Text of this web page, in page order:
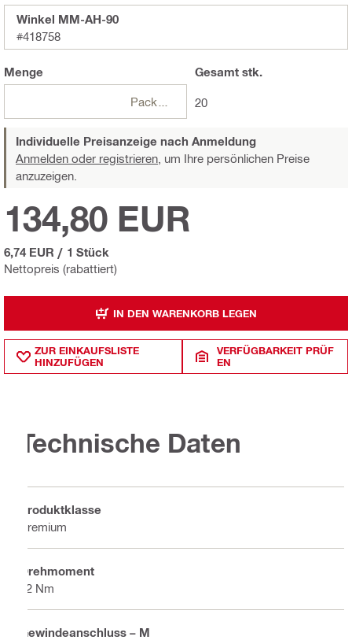
Winkel MM-AH-90
#418758
Menge
Packungen
Gesamtstk.
20
Individuelle Preisanzeige nach Anmeldung
Anmelden oder registrieren, um Ihre persönlichen Preise
anzuzeigen.
Nettopreis (rabattiert)
134,80 EUR
6,74 EUR / 1 Stück
IN DEN WARENKORB LEGEN
ZUR EINKAUFSLISTE
HINZUFÜGEN
VERFÜGBARKEIT PRÜF
EN
Technische Daten
Produktklasse
Premium
Drehmoment
12 Nm
Gewindeanschluss – M